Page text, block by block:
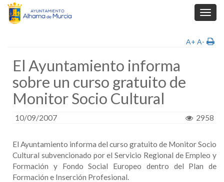
A+ A-
El Ayuntamiento informa
sobre un curso gratuito de
Monitor Socio Cultural
10/09/2007 2958
El Ayuntamiento informa del curso gratuito de Monitor Socio
Cultural subvencionado por el Servicio Regional de Empleo y
Formación y Fondo Social Europeo dentro del Plan de
Formación e Inserción Profesional.